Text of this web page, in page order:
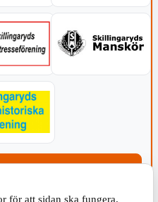
för att sidan ska fungera.